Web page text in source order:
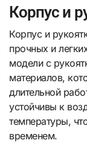
Корпус и
Корпус и
прочных и
модели с
материалов,
длительной
устойчивы к
температуры,
временем.